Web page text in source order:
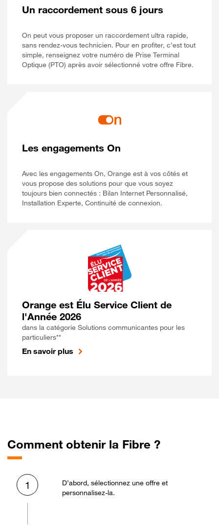
Un raccordement sous 6 jours
On peut vous proposer un raccordement ultra rapide,
sans rendez-vous technicien. Pour en profiter, c’est tout
simple, renseignez votre numéro de Prise Terminal
Optique (PTO) après avoir sélectionné votre offre Fibre.
Les engagements On
Avec les engagements On, Orange est à vos côtés et
vous propose des solutions pour que vous soyez
toujours bien connectés : Bilan Internet Personnalisé,
Installation Experte, Continuité de connexion.
Orange est Élu Service Client de
l'Année 2026
dans la catégorie Solutions communicantes pour les
particuliers**
En savoir plus
Comment obtenir la Fibre ?
1
D’abord, sélectionnez une offre et
personnalisez-la.